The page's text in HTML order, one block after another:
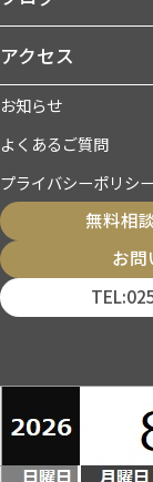
アクセス
お知らせ
よくあるご質問
プライバシーポリシー
無料相
お問